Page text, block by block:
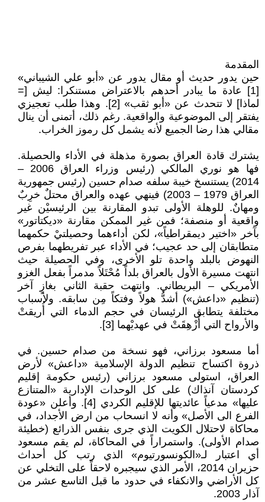
المقدمة
حين يدور حديث أو مقال يدور عن «أبو علي الشيباني»
[1] عادة ما يبادر أحدهم بالاعتراض مستنكرا: ليش [=
لماذا] لا تتحدث عن «أبو ثقب» [2]. وهذا طلب تعجيزي
يفتقر إلى الموضوعية والواقعية. رغم ذلك، أتمنى أن ينال
مقالي هذا رضا الجميع لأنه يشمل كل رموز الخراب.
يشترك قادة العراق بصورة مذهلة في الأداء والحصيلة.
فها هو نوري المالكي (رئيس وزراء العراق 2006 –
2014) يستنسخ خيبة سلفه صدام حسين (رئيس جمهورية
العراق 1979 – 2003) فينهي عهده والعراق محتلٌ خرِبٌ
ومهانٌ. للوهلة الأولى تبدو المقارنة بين الرئيسيْن غير
واقعية أو منصفة؛ فمن غير الممكن مقارنة «ديكتاتور»
بآخر «اختير ديمقراطياً»، لكن أداءهما وحصيلتيْ حكمهما
متطابقان إلى حد عجيب؛ في الأداء عبر تفريطهما بفرص
النهوض بالبلد واحدة تلو الأخرى، وفي الحصيلة حيث
انتهت مسيرة الأول بالعراق بلداً مُحْتَلاً مدمراً بفعل الغزو
الأمريكي – البريطاني. وانتهت حقبة الثاني بغازٍ آخر
(تنظيم «داعش») أشدُّ هولاً وفتكاً مِن سابقه. ولأسباب
مختلفة يتطابق الرئيسان في حجم الدماء التي أُريقتْ
والأرواح التي أُزْهِقَتْ في عهديْهما [3].
أما مسعود برزاني، فهو نسخة من صدام حسين. في
ذروة اكتساح تنظيم الدولة الإسلامية «داعش» لأرض
العراق، استولى مسعود برزاني (رئيس حكومة إقليم
كردستان آنذاك) على كل الوحدات الإدارية «المتنازع
عليها» مدعياً عائديتها للإقليم الكردي [4]. وأعلن «عودة
الفرع الى الأصل» وأنه لا انسحاب من ارض الأجداد، في
محاكاة لاحتلال الكويت الذي جرى بنفس الذرائع (خطيئة
صدام الأولى). واستمراراً في المحاكاة، لم يقم مسعود
أي اعتبار لـ«الكونسورتيوم» الذي رتب كل أحداث
حزيران 2014، الأمر الذي سيجبره لاحقاً على التخلي عن
كل الأراضي والانكفاء في حدود ما قبل التاسع عشر من
آذار 2003.